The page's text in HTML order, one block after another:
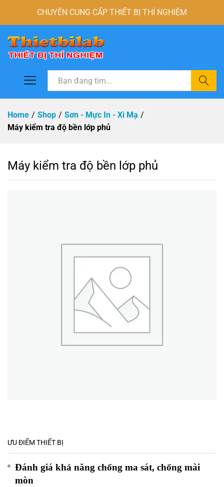
CHUYÊN CUNG CẤP THIẾT BỊ THÍ NGHIỆM
Tìm
Home / Shop / Sơn - Mực In - Xi Mạ /
Máy kiểm tra độ bền lớp phủ
Máy kiểm tra độ bền lớp phủ
ƯU ĐIỂM THIẾT BỊ
Đánh giá khả năng chống ma sát, chống mài
mòn